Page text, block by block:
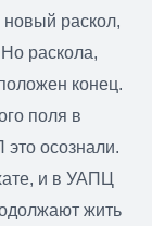
новый раскол,
раскола,
конец.
поля в
осознали.
и в УАПЦ
жить